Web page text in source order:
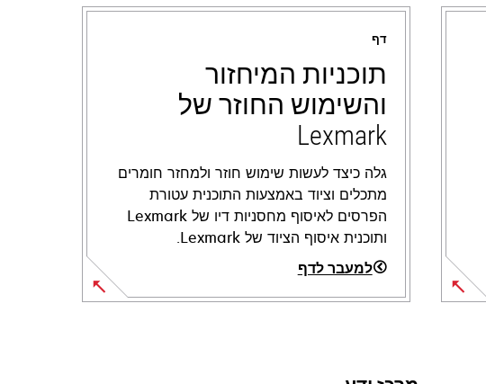
דף
תוכניות המיחזור
והשימוש החוזר של
Lexmark
גלה כיצד לעשות שימוש חוזר ולמחזר חומרים
מתכלים וציוד באמצעות התוכנית עטורת
הפרסים לאיסוף מחסניות דיו של Lexmark
ותוכנית איסוף הציוד של Lexmark.
למעבר לדף